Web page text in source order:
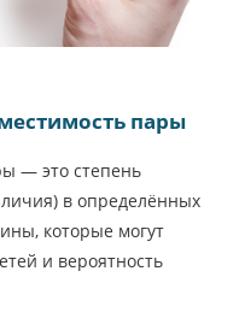
пары
— это степень
в определённых
которые могут
и вероятность